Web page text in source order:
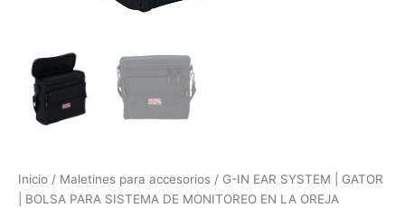
Inicio / Maletines para accesorios / G-IN EAR SYSTEM | GATOR
| BOLSA PARA SISTEMA DE MONITOREO EN LA OREJA